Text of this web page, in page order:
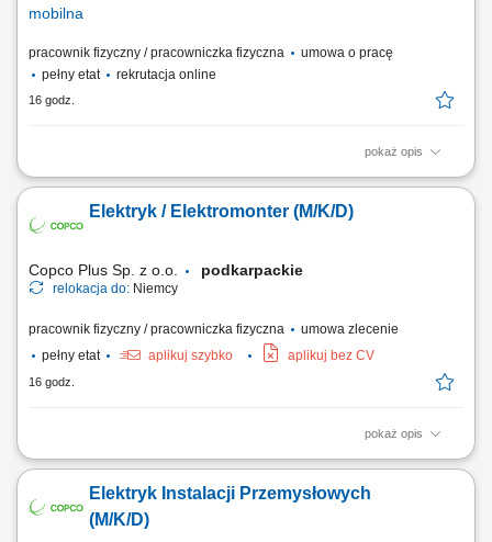
mobilna
pracownik fizyczny / pracowniczka fizyczna
umowa o pracę
pełny etat
rekrutacja online
16 godz.
pokaż opis
praca mobilna na terenie całego kraju Zakres obowiązków: Prace
Elektryk / Elektromonter (M/K/D)
Copco Plus Sp. z o.o. podkarpackie
relokacja do: Niemcy
pracownik fizyczny / pracowniczka fizyczna
umowa zlecenie
pełny etat
aplikuj szybko aplikuj bez CV
16 godz.
pokaż opis
Obowiązki: Montaż instalacji elektrycznych w obiektach przemysłowych
elektryczne; Wymagania: Wykształcenie elektryczne lub w trakcie nauki;
Doświadczenie zawodowe na podobnym stanowisku; Uprawnienia
Elektryk Instalacji Przemysłowych
(M/K/D)